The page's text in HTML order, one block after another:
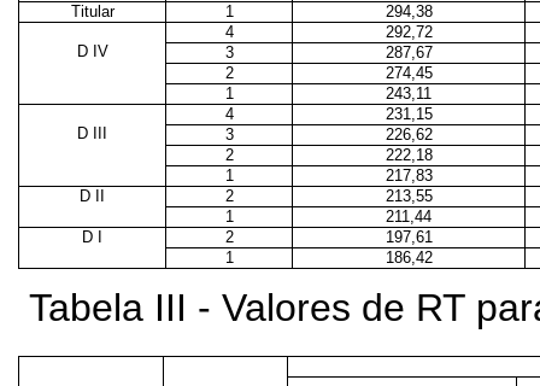
Titular 1
294,38
4
292,72
D IV
3
287,67
2
274,45
1
243,11
4
231,15
D III
3
226,62
2
222,18
1
217,83
D II
2
213,55
1
211,44
D I
2
197,61
1
186,42
Tabela III - Valores de RT